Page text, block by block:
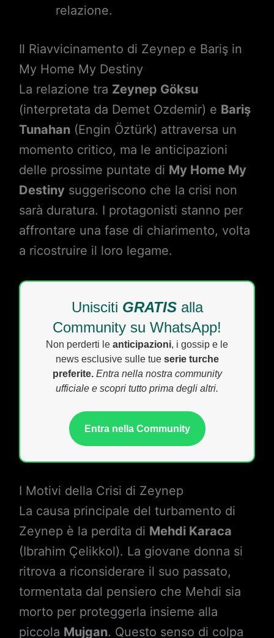
relazione.
Il Riavvicinamento di Zeynep e Bariş in
My Home My Destiny
La relazione tra Zeynep Göksu
(interpretata da Demet Ozdemir) e Bariş
Tunahan(Engin Öztürk) attraversa un
momento critico, ma le anticipazioni
delle prossime puntate di My Home My
Destinysuggeriscono che la crisi non
sarà duratura. I protagonisti stanno per
affrontare una fase di chiarimento, volta
a ricostruire il loro legame.
Unisciti GRATISalla
Community su WhatsApp!
Non perderti le anticipazioni, i gossip e le
news esclusive sulle tue serie turche
preferite. Entra nella nostra community
ufficiale e scopri tutto prima degli altri.
Entra nella Community
I Motivi della Crisi di Zeynep
La causa principale del turbamento di
Zeynep è la perdita di Mehdi Karaca
(Ibrahim Çelikkol). La giovane donna si
ritrova a riconsiderare il suo passato,
tormentata dal pensiero che Mehdi sia
morto per proteggerla insieme alla
piccola Mujgan. Questo senso di colpa